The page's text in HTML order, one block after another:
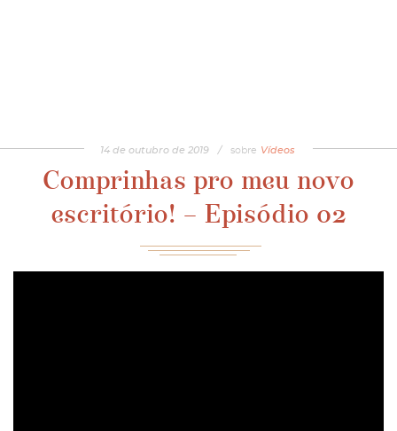
14 de outubro de 2019 / sobre Vídeos
Comprinhas pro meu novo
escritório! – Episódio 02